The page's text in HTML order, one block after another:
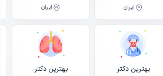
ایران ایران
بهترین دکتر
بهترین دکتر